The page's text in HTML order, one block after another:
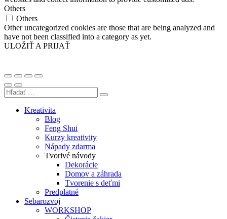
Others
Others
Other uncategorized cookies are those that are being analyzed and
have not been classified into a category as yet.
ULOŽIŤ A PRIJAŤ
Kreativita
Blog
Feng Shui
Kurzy kreativity
Nápady zdarma
Tvorivé návody
Dekorácie
Domov a záhrada
Tvorenie s deťmi
Predplatné
Sebarozvoj
WORKSHOP